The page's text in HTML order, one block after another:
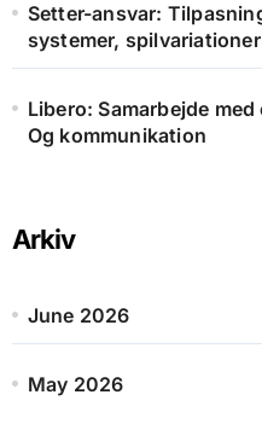
Setter-ansvar:
systemer,
Libero: Samarbejde
Og kommunikation
Arkiv
June 2026
May 2026